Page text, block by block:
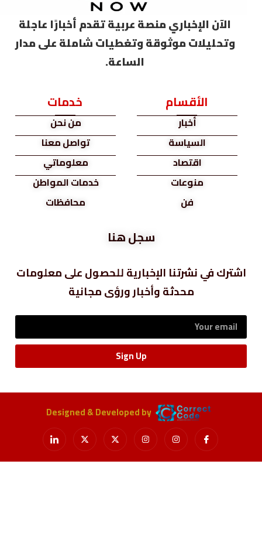
الآن الإخباري منصة عربية تقدم أخبارًا عاجلة
وتحليلات موثوقة وتغطيات شاملة على مدار
الساعة.
الأقسام
أخبار
السياسة
اقتصاد
منوعات
فن
خدمات
من نحن
تواصل معنا
معلوماتي
خدمات المواطن
محافظات
سجل هنا
اشترك في نشرتنا الإخبارية للحصول على معلومات
محدثة وأخبار ورؤى مجانية
Sign Up
Designed & Developed by